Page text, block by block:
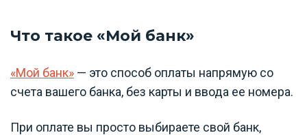
Что такое «Мой банк»
«Мой банк» — это способ оплаты напрямую со
счета вашего банка, без карты и ввода ее номера.
При оплате вы просто выбираете свой банк,